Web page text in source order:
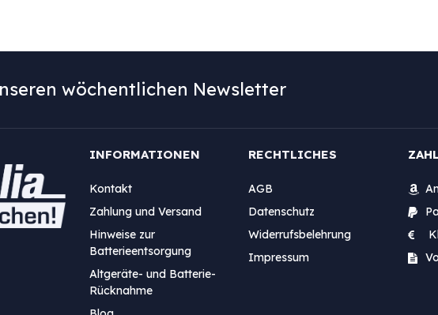
wöchentlichen Newsletter
INFORMATIONEN
Kontakt
Zahlung und Versand
Hinweise zur
Batterieentsorgung
Altgeräte- und Batterie-
Rücknahme
RECHTLICHES
AGB
Datenschutz
Widerrufsbelehrung
Impressum